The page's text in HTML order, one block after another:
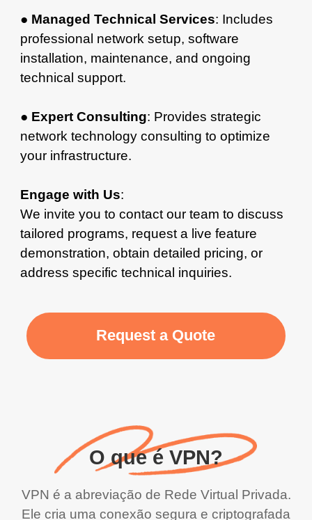
● Managed Technical Services: Includes
professional network setup, software
installation, maintenance, and ongoing
technical support.
● Expert Consulting: Provides strategic
network technology consulting to optimize
your infrastructure.
Engage with Us:
We invite you to contact our team to discuss
tailored programs, request a live feature
demonstration, obtain detailed pricing, or
address specific technical inquiries.
Request a Quote
O que é VPN?
VPN é a abreviação de Rede Virtual Privada.
Ele cria uma conexão segura e criptografada